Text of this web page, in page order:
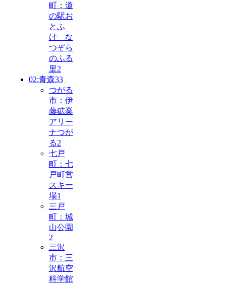
町：道
の駅お
とふ
け な
つぞら
のふる
里2
02:青森33
つがる
市：伊
藤鉱業
アリー
ナつが
る2
七戸
町：七
戸町営
スキー
場1
三戸
町：城
山公園
2
三沢
市：三
沢航空
科学館